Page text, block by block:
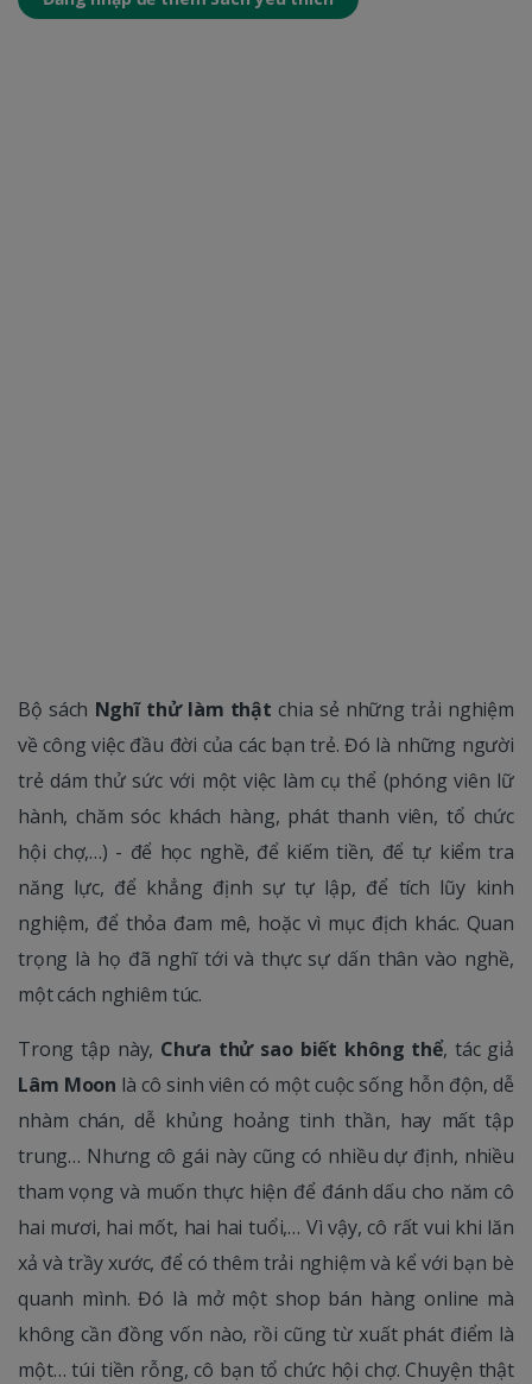
Bộ sách Nghĩ thử làm thậtchia sẻ những trải nghiệm
về công việc đầu đời của các bạn trẻ. Đó là những người
trẻ dám thử sức với một việc làm cụ thể (phóng viên lữ
hành, chăm sóc khách hàng, phát thanh viên, tổ chức
hội chợ,…) - để học nghề, để kiếm tiền, để tự kiểm tra
năng lực, để khẳng định sự tự lập, để tích lũy kinh
nghiệm, để thỏa đam mê, hoặc vì mục địch khác. Quan
trọng là họ đã nghĩ tới và thực sự dấn thân vào nghề,
một cách nghiêm túc.
Trong tập này, Chưa thử sao biết không thể, tác giả
Lâm Moon là cô sinh viên có một cuộc sống hỗn độn, dễ
nhàm chán, dễ khủng hoảng tinh thần, hay mất tập
trung… Nhưng cô gái này cũng có nhiều dự định, nhiều
tham vọng và muốn thực hiện để đánh dấu cho năm cô
hai mươi, hai mốt, hai hai tuổi,… Vì vậy, cô rất vui khi lăn
xả và trầy xước, để có thêm trải nghiệm và kể với bạn bè
quanh mình. Đó là mở một shop bán hàng online mà
không cần đồng vốn nào, rồi cũng từ xuất phát điểm là
một… túi tiền rỗng, cô bạn tổ chức hội chợ. Chuyện thật